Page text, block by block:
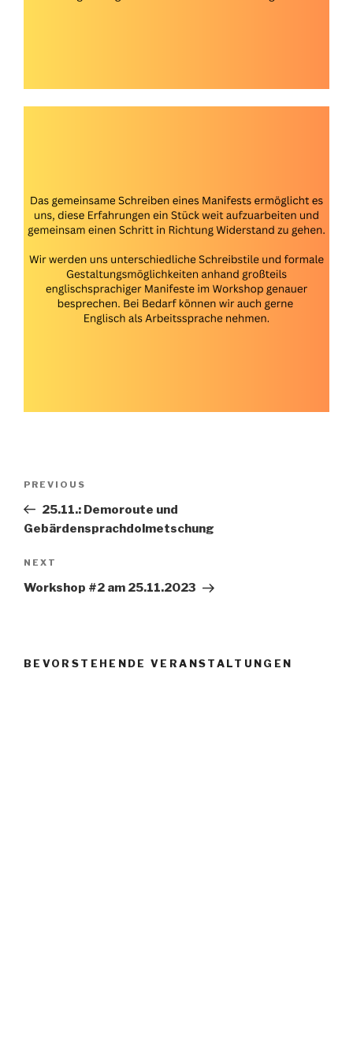
Previous
Post
PREVIOUS
25.11.: Demoroute und
Gebärdensprachdolmetschung
Next
Post
NEXT
Workshop #2 am 25.11.2023
BEVORSTEHENDE VERANSTALTUNGEN